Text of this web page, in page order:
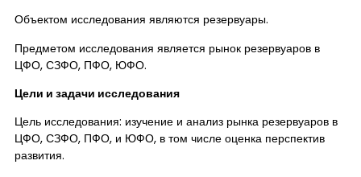
Объектом исследования являются резервуары.
Предметом исследования является рынок резервуаров в
ЦФО, СЗФО, ПФО, ЮФО.
Цели и задачи исследования
Цель исследования: изучение и анализ рынка резервуаров в
ЦФО, СЗФО, ПФО, и ЮФО, в том числе оценка перспектив
развития.